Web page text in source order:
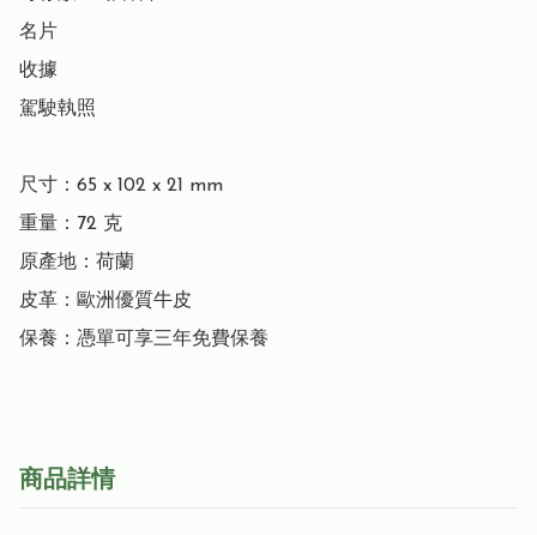
名片
收據
駕駛執照
尺寸：65 x 102 x 21 mm
重量：72 克
原產地：荷蘭
皮革：歐洲優質牛皮
保養：憑單可享三年免費保養
商品詳情